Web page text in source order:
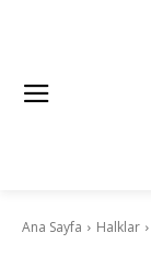
Ana Sayfa Halklar